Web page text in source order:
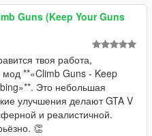
Guns (Keep Your Guns
твоя работа,
**«Climb Guns - Keep
Это небольшая
улучшения делают GTA V
и реалистичной.
👏